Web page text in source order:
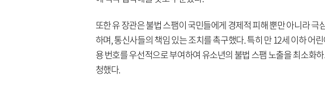
또한 유 장관은 불법 스팸이 국민들에게 경제적 피해 뿐만 아니라 극
하며, 통신사들의 책임 있는 조치를 촉구했다. 특히 만 12세 이하 어
용 번호를 우선적으로 부여하여 유소년의 불법 스팸 노출을 최소화
청했다.